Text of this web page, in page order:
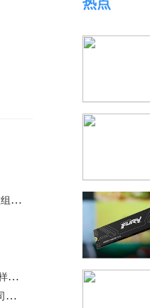
【投资视角】启示2025：中国电梯媒体行业投融资及兼并重组分析（附投融资事件、产业园区和兼并重组等）
今日热闻!二十四节气·冬至丨冬至已到，接下来的湖南是这样的……
要闻速递：车型没悬念！定速巡航、刹车失灵狂奔490公里司机要求退车退款 并索赔5万：网友质疑声不断